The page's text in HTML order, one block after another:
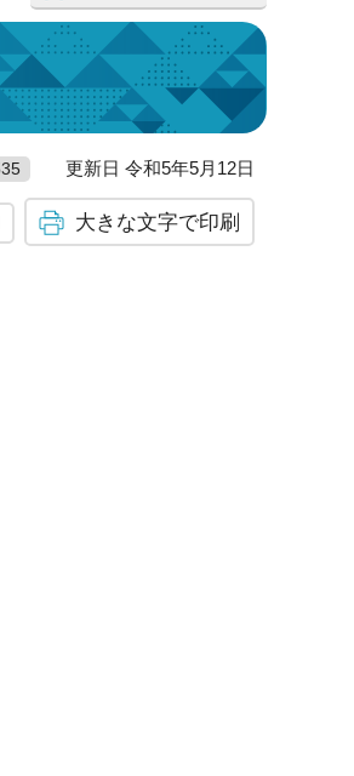
更新日 令和5年5月12日
大きな文字で印刷